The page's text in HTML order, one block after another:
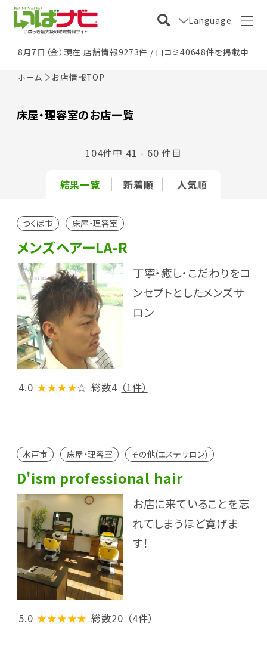
Language
8月7日（金）現在 店舗情報9273件 / 口コミ40648件を掲載中
ホーム お店情報TOP
床屋・理容室のお店一覧
結果一覧 新着順 人気順
104件中 41 - 60 件目
つくば市 床屋・理容室
メンズヘアーLA-R
丁寧・癒し・こだわりをコ
ンセプトとしたメンズサ
ロン
4.0 ★★★★☆ 総数4 （1件）
水戸市 床屋・理容室 その他(エステサロン)
D'ism professional hair
お店に来ていることを忘
れてしまうほど寛げま
す！
5.0 ★★★★★ 総数20 （4件）